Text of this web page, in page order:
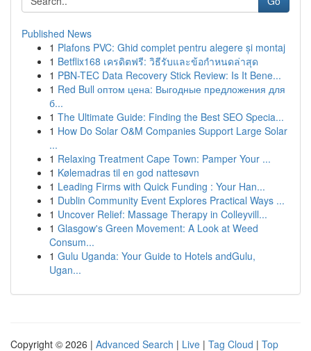
Published News
1 Plafons PVC: Ghid complet pentru alegere și montaj
1 Betflix168 เครดิตฟรี: วิธีรับและข้อกำหนดล่าสุด
1 PBN-TEC Data Recovery Stick Review: Is It Bene...
1 Red Bull оптом цена: Выгодные предложения для
б...
1 The Ultimate Guide: Finding the Best SEO Specia...
1 How Do Solar O&M Companies Support Large Solar
...
1 Relaxing Treatment Cape Town: Pamper Your ...
1 Kølemadras til en god nattesøvn
1 Leading Firms with Quick Funding : Your Han...
1 Dublin Community Event Explores Practical Ways ...
1 Uncover Relief: Massage Therapy in Colleyvill...
1 Glasgow's Green Movement: A Look at Weed
Consum...
1 Gulu Uganda: Your Guide to Hotels andGulu,
Ugan...
Copyright © 2026 | Advanced Search | Live | Tag Cloud | Top